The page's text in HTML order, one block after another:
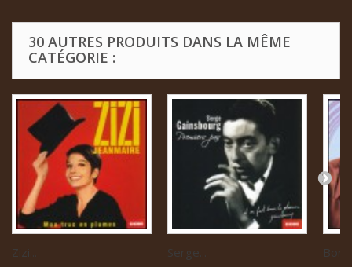
30 AUTRES PRODUITS DANS LA MÊME
CATÉGORIE :
Zizi... Serge...